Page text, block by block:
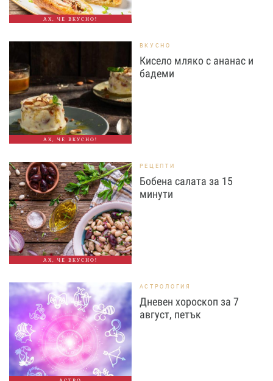
АХ, ЧЕ ВКУСНО!
АХ, ЧЕ ВКУСНО!
ВКУСНО
Кисело мляко с ананас и
бадеми
АХ, ЧЕ ВКУСНО!
РЕЦЕПТИ
Бобена салата за 15
минути
АСТРОЛОГИЯ
Дневен хороскоп за 7
август, петък